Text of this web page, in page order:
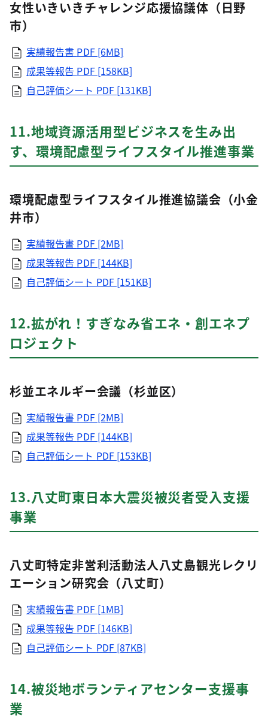
女性いきいきチャレンジ応援協議体（日野
市）
実績報告書 PDF [6MB]
成果等報告 PDF [158KB]
自己評価シート PDF [131KB]
11.地域資源活用型ビジネスを生み出
す、環境配慮型ライフスタイル推進事業
環境配慮型ライフスタイル推進協議会（小金
井市）
実績報告書 PDF [2MB]
成果等報告 PDF [144KB]
自己評価シート PDF [151KB]
12.拡がれ！すぎなみ省エネ・創エネプ
ロジェクト
杉並エネルギー会議（杉並区）
実績報告書 PDF [2MB]
成果等報告 PDF [144KB]
自己評価シート PDF [153KB]
13.八丈町東日本大震災被災者受入支援
事業
八丈町特定非営利活動法人八丈島観光レクリ
エーション研究会（八丈町）
実績報告書 PDF [1MB]
成果等報告 PDF [146KB]
自己評価シート PDF [87KB]
14.被災地ボランティアセンター支援事
業